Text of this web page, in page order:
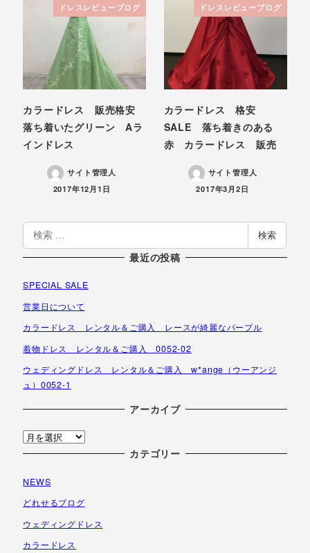
ドレスレビューブログ
カラードレス 販売格安
落ち着いたグリーン Aラ
インドレス
サイト管理人
投稿日
2017年12月1日
ドレスレビューブログ
カラードレス 格安
SALE 落ち着きのある
赤 カラードレス 販売
サイト管理人
投稿日
2017年3月2日
検
索
検索
最近の投稿
SPECIAL SALE
営業日について
カラードレス レンタル＆ご購入 レースが綺麗なパープル
着物ドレス レンタル＆ご購入 0052-02
ウェディングドレス レンタル＆ご購入 w*ange（ウーアンジ
ュ）0052-1
アーカイブ
ア
ー
イ
ブ
カテゴリー
NEWS
どれせるブログ
ウェディングドレス
カラードレス